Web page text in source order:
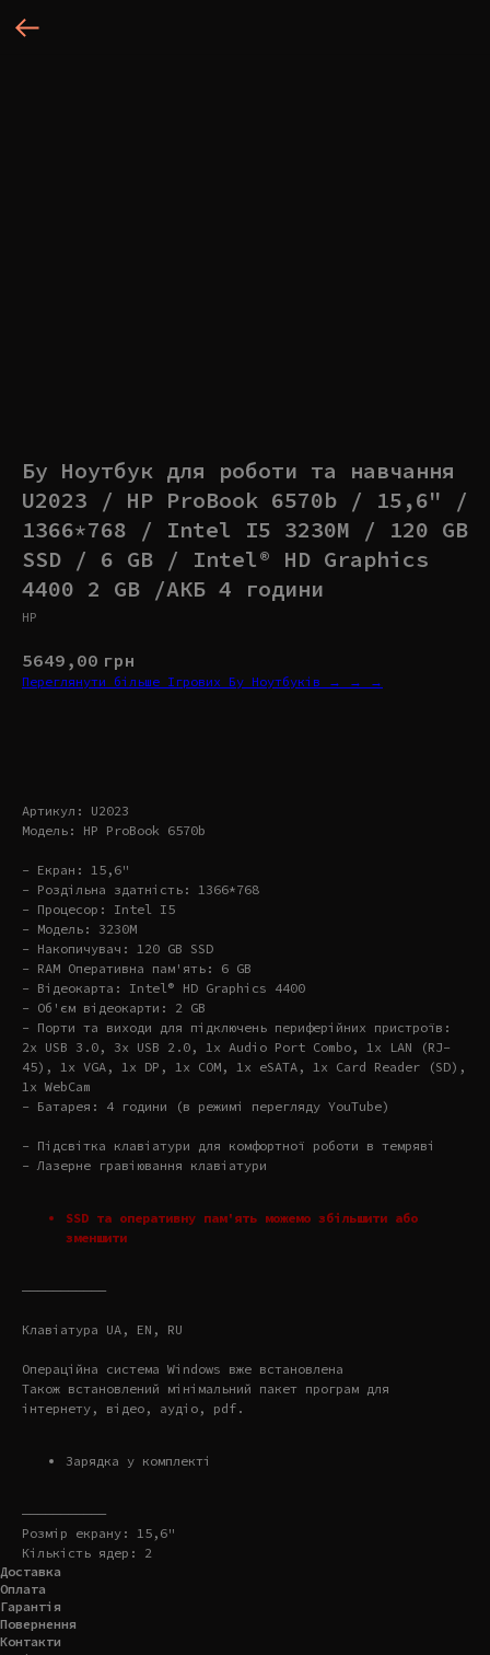
Бу Ноутбук для роботи та навчання
U2023 / HP ProBook 6570b / 15,6" /
1366*768 / Intel I5 3230M / 120 GB
SSD / 6 GB / Intel® HD Graphics
4400 2 GB /АКБ 4 години
HP
5649,00 грн
Переглянути більше Ігрових Бу Ноутбуків → → →
Артикул: U2023
Модель: HP ProBook 6570b
- Екран: 15,6"
- Роздільна здатність: 1366*768
- Процесор: Intel I5
- Модель: 3230M
- Накопичувач: 120 GB SSD
- RAM Оперативна пам'ять: 6 GB
- Відеокарта: Intel® HD Graphics 4400
- Об'єм відеокарти: 2 GB
- Порти та виходи для підключень периферійних пристроїв:
2x USB 3.0, 3x USB 2.0, 1x Audio Port Combo, 1x LAN (RJ-
45), 1x VGA, 1x DP, 1x COM, 1x eSATA, 1x Card Reader (SD),
1x WebCam
- Батарея: 4 години (в режимі перегляду YouTube)
- Підсвітка клавіатури для комфортної роботи в темряві
- Лазерне гравіювання клавіатури
SSD та оперативну пам'ять можемо збільшити або
зменшити
———————————
Клавіатура UA, EN, RU
Операційна система Windows вже встановлена
Також встановлений мінімальний пакет програм для
інтернету, відео, аудіо, pdf.
Зарядка у комплекті
———————————
Розмір екрану: 15,6"
Кількість ядер: 2
Доставка
Оплата
Гарантія
Повернення
Контакти